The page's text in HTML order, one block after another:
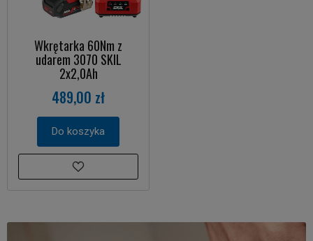
Wkrętarka 60Nm z
udarem 3070 SKIL
2x2,0Ah
489,00 zł
Do koszyka